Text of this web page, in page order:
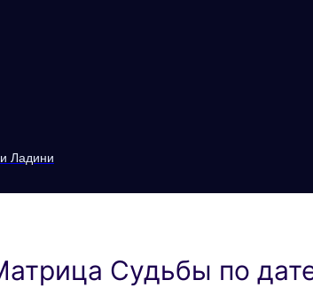
Ладини
Судьбы по